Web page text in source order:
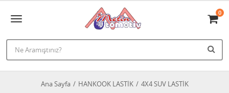
0
Ana Sayfa HANKOOK LASTİK 4X4 SUV LASTİK